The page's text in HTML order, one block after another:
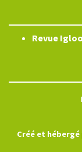
Revue
Créé et